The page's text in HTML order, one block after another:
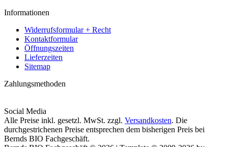
Informationen
Widerrufsformular + Recht
Kontaktformular
Öffnungszeiten
Lieferzeiten
Sitemap
Zahlungsmethoden
Social Media
Alle Preise inkl. gesetzl. MwSt. zzgl. Versandkosten. Die
durchgestrichenen Preise entsprechen dem bisherigen Preis bei
Bernds BIO Fachgeschäft.